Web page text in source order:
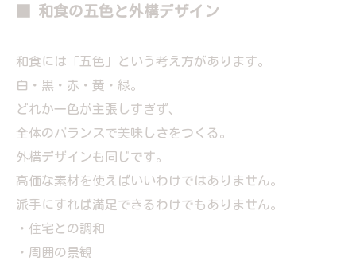
■ 和食の五色と外構デザイン
和食には「五色」という考え方があります。
白・黒・赤・黄・緑。
どれか一色が主張しすぎず、
全体のバランスで美味しさをつくる。
外構デザインも同じです。
高価な素材を使えばいいわけではありません。
派手にすれば満足できるわけでもありません。
・住宅との調和
・周囲の景観